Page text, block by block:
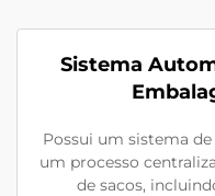
Sistema
Possui um sistema
um processo
de sacos,